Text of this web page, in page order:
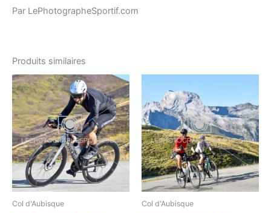
Par LePhotographeSportif.com
Produits similaires
Col d'Aubisque Col d'Aubisque